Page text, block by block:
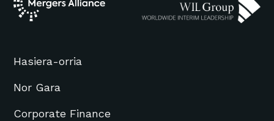
Hasiera-orria
Nor Gara
Corporate Finance